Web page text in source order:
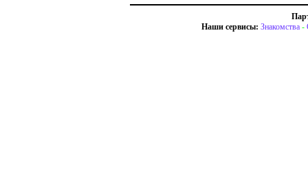
Наши сервисы: Знакомства -